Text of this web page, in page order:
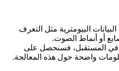
البيانات البيومترية مثل التعرف
أو أنماط الصوت.
في المستقبل، فسنحصل على
واضحة حول هذه المعالجة.